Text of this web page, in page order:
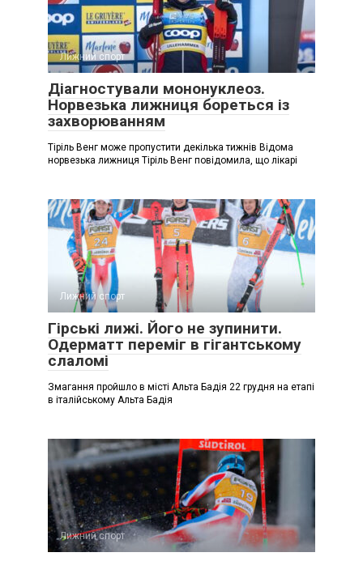
Лижний спорт
Діагностували мононуклеоз.
Норвезька лижниця бореться із
захворюванням
Тіріль Венг може пропустити декілька тижнів Відома
норвезька лижниця Тіріль Венг повідомила, що лікарі
Лижний спорт
Гірські лижі. Його не зупинити.
Одерматт переміг в гігантському
слаломі
Змагання пройшло в місті Альта Бадія 22 грудня на етапі
в італійському Альта Бадія
Лижний спорт